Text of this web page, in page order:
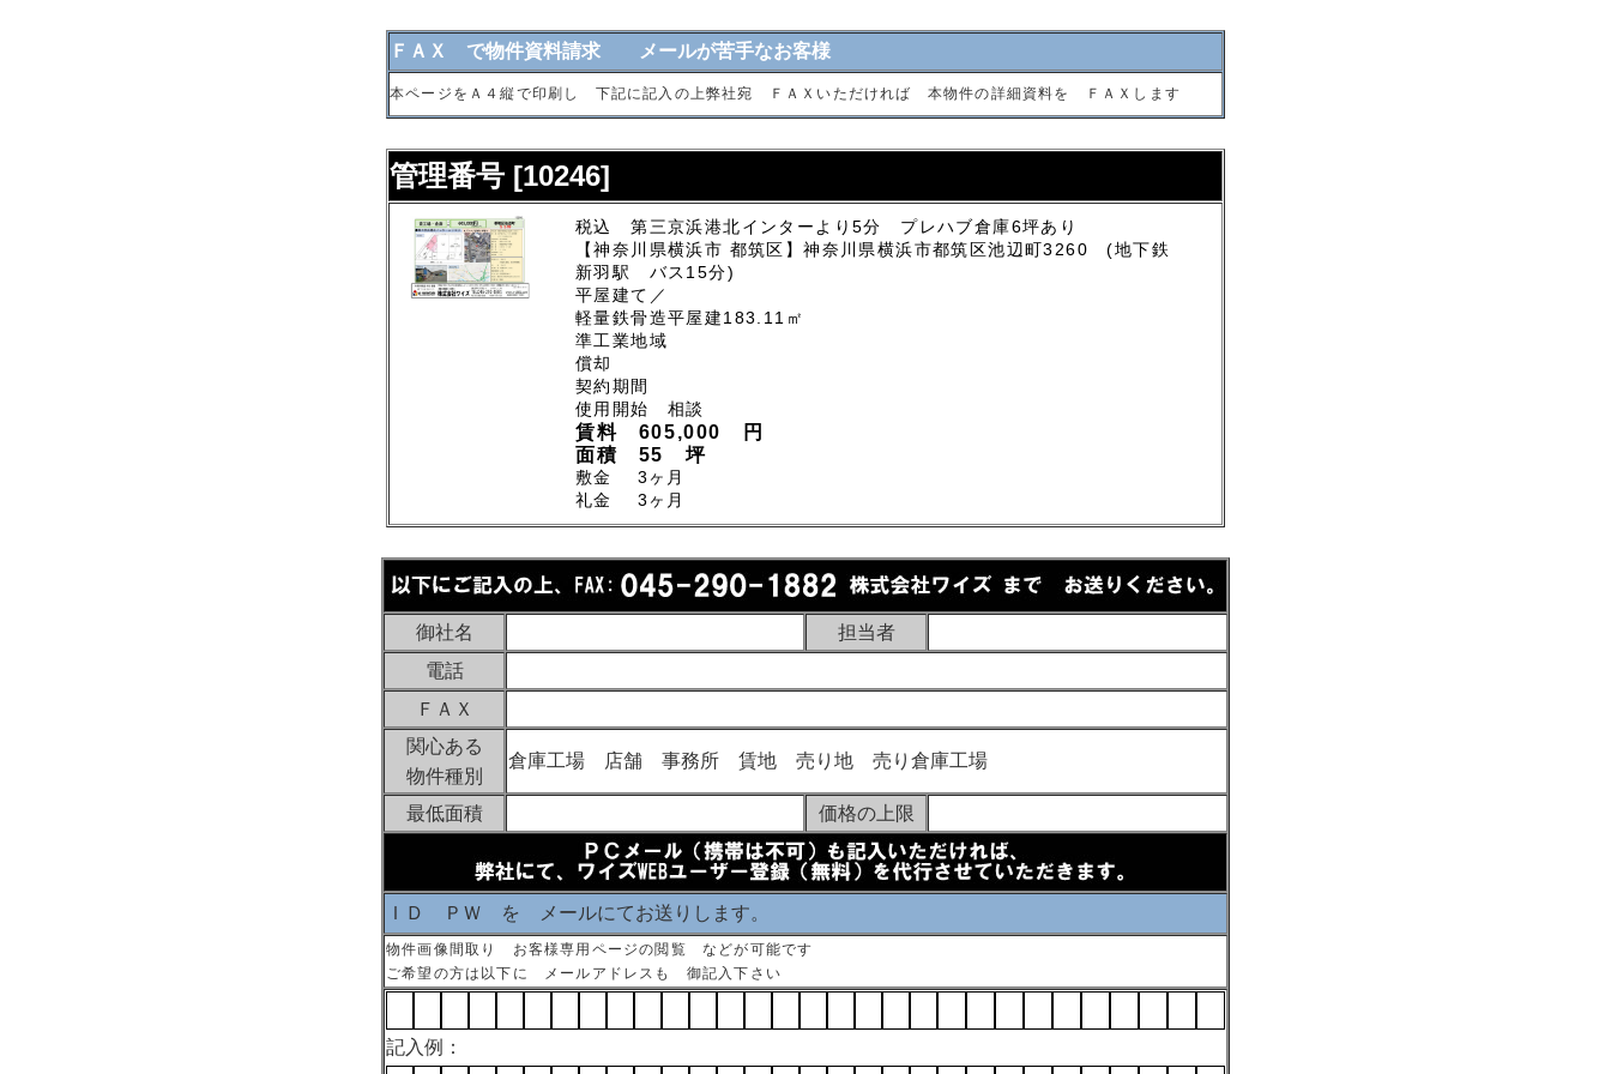
ＦＡＸ で物件資料請求 メールが苦手なお客様
本ページをＡ４縦で印刷し 下記に記入の上弊社宛 ＦＡＸいただければ 本物件の詳細資料を ＦＡＸします
管理番号 [10246]
税込 第三京浜港北インターより5分 プレハブ倉庫6坪あり
【神奈川県横浜市 都筑区】神奈川県横浜市都筑区池辺町3260 (地下鉄
新羽駅 バス15分)
平屋建て／
軽量鉄骨造平屋建183.11㎡
準工業地域
償却
契約期間
使用開始 相談
賃料 605,000 円
面積 55 坪
敷金 3ヶ月
礼金 3ヶ月
御社名
担当者
電話
ＦＡＸ
関心ある
物件種別
倉庫工場 店舗 事務所 賃地 売り地 売り倉庫工場
最低面積 価格の上限
ＩＤ ＰＷ を メールにてお送りします。
物件画像間取り お客様専用ページの閲覧 などが可能です
ご希望の方は以下に メールアドレスも 御記入下さい
記入例：